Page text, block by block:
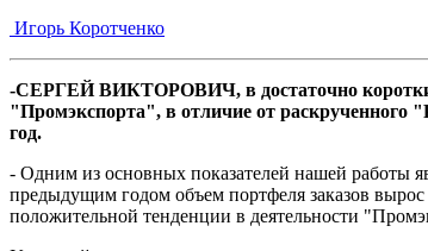
Игорь Коротченко
-CЕРГЕЙ ВИКТОРОВИЧ, в достаточно
"Промэкспорта", в отличие от раскрученного
год.
- Одним из основных показателей нашей работы
предыдущим годом объем портфеля заказов
положительной тенденции в деятельности